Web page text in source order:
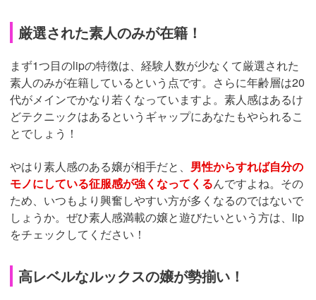
厳選された素人のみが在籍！
まず1つ目のlipの特徴は、経験人数が少なくて厳選された
素人のみが在籍しているという点です。さらに年齢層は20
代がメインでかなり若くなっていますよ。素人感はあるけ
どテクニックはあるというギャップにあなたもやられるこ
とでしょう！
やはり素人感のある嬢が相手だと、 男性からすれば自分の
モノにしている征服感が強くなってくるんですよね。その
ため、いつもより興奮しやすい方が多くなるのではないで
しょうか。ぜひ素人感満載の嬢と遊びたいという方は、lip
をチェックしてください！
高レベルなルックスの嬢が勢揃い！